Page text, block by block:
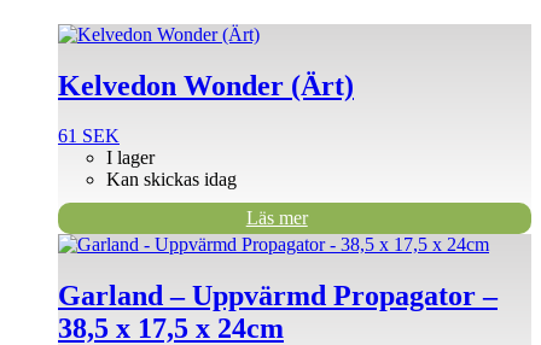
Kelvedon Wonder (Ärt)
61 SEK
I lager
Kan skickas idag
Läs mer
Garland – Uppvärmd Propagator –
38,5 x 17,5 x 24cm